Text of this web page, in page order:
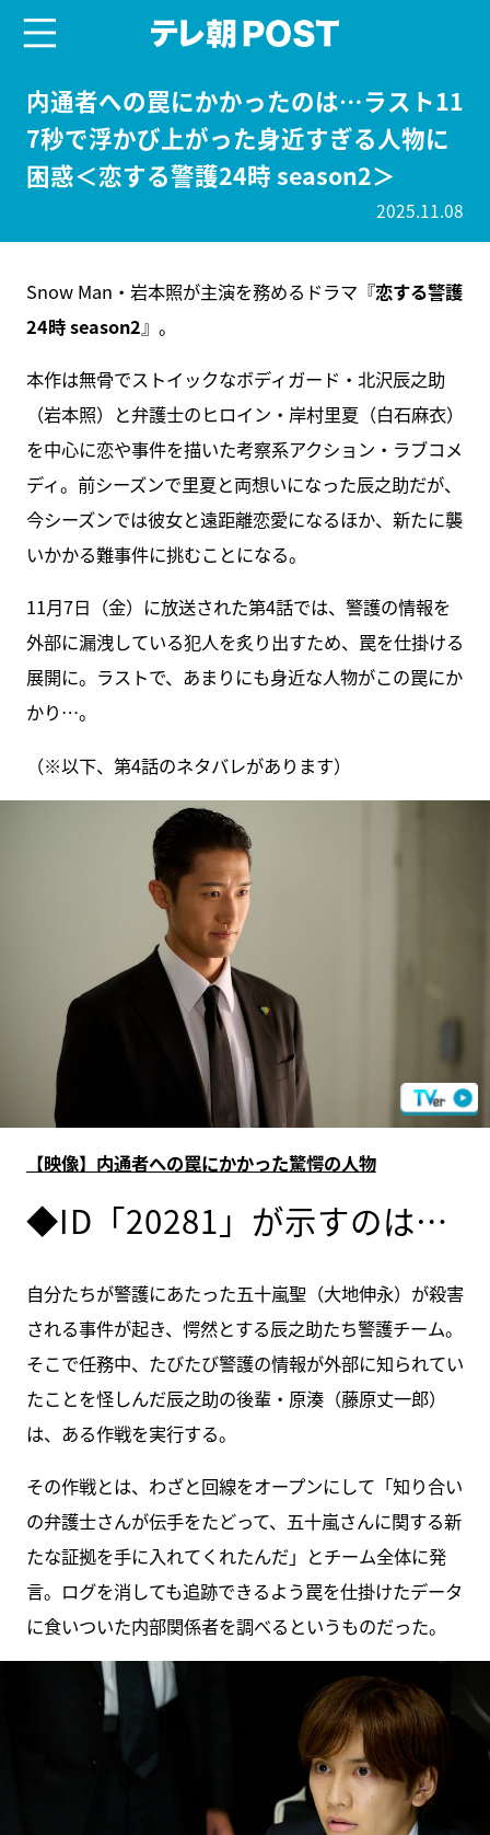
内通者への罠にかかったのは…ラスト11
7秒で浮かび上がった身近すぎる人物に
困惑＜恋する警護24時 season2＞
2025.11.08
Snow Man・岩本照が主演を務めるドラマ『恋する警護
24時 season2』。
本作は無骨でストイックなボディガード・北沢辰之助
（岩本照）と弁護士のヒロイン・岸村里夏（白石麻衣）
を中心に恋や事件を描いた考察系アクション・ラブコメ
ディ。前シーズンで里夏と両想いになった辰之助だが、
今シーズンでは彼女と遠距離恋愛になるほか、新たに襲
いかかる難事件に挑むことになる。
11月7日（金）に放送された第4話では、警護の情報を
外部に漏洩している犯人を炙り出すため、罠を仕掛ける
展開に。ラストで、あまりにも身近な人物がこの罠にか
かり…。
（※以下、第4話のネタバレがあります）
【映像】内通者への罠にかかった驚愕の人物
◆ID「20281」が示すのは…
自分たちが警護にあたった五十嵐聖（大地伸永）が殺害
される事件が起き、愕然とする辰之助たち警護チーム。
そこで任務中、たびたび警護の情報が外部に知られてい
たことを怪しんだ辰之助の後輩・原湊（藤原丈一郎）
は、ある作戦を実行する。
その作戦とは、わざと回線をオープンにして「知り合い
の弁護士さんが伝手をたどって、五十嵐さんに関する新
たな証拠を手に入れてくれたんだ」とチーム全体に発
言。ログを消しても追跡できるよう罠を仕掛けたデータ
に食いついた内部関係者を調べるというものだった。